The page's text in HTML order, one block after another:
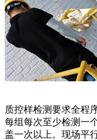
质控样检测要求全程
每组每次至少检测一
盖一次以上。现场平